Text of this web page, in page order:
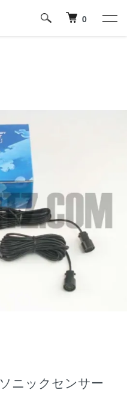
0
ニックセンサー